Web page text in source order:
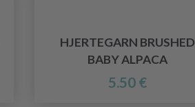
HJERTEGARN BRUSHED
BABY ALPACA
5.50 €